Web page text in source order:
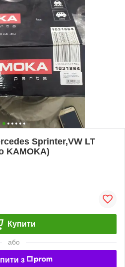
Sprinter,VW LT
KAMOKA)
Купити
або
з